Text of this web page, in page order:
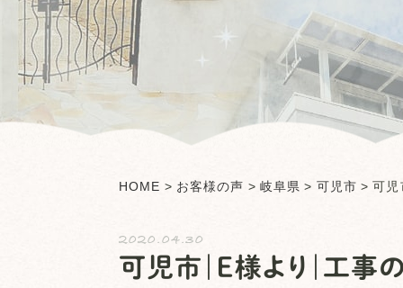
HOME > お客様の声 > 岐阜県 > 可児市 >可
2020.04.30
可児市｜Ｅ様より｜工事